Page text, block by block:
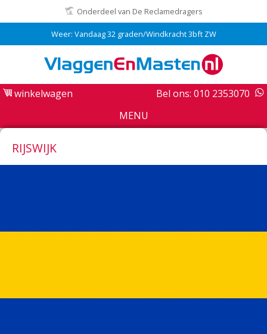
Onderdeel van De Reclamedragers
Weer: Vandaag 32 graden/Windkracht 3bft ZW
winkelwagen
Bel ons: 010 2353070
MENU
RIJSWIJK